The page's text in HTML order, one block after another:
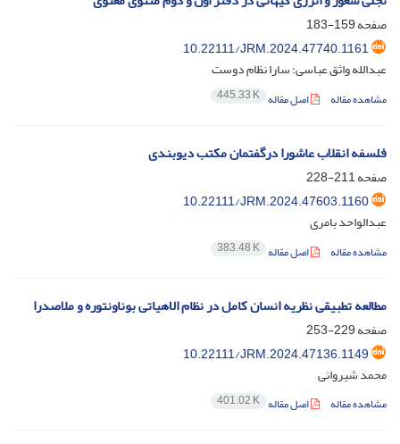
صفحه159-183
10.22111/JRM.2024.47740.1161
عبدالله واثق عباسی؛ سارا نظام دوست
مشاهده مقاله اصل مقاله 445.33 K
فلسفه انقلاب عاشورا درگفتمان مکتب دیوبندی
صفحه211-228
10.22111/JRM.2024.47603.1160
عبدالواحد بامری
مشاهده مقاله اصل مقاله 383.48 K
مطالعه تطبیقی نظریه انسان کامل در نظام الاهیاتی بوناونتوره و ملاصدرا
صفحه229-253
10.22111/JRM.2024.47136.1149
محمد شیروانی
مشاهده مقاله اصل مقاله 401.02 K